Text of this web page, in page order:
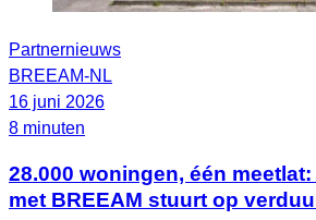
Partnernieuws
BREEAM-NL
16 juni 2026
8 minuten
28.000 woningen, één
met BREEAM stuurt op